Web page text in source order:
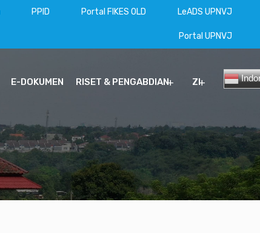
PPID Portal FIKES OLD LeADS UPNVJ
Portal UPNVJ
E-DOKUMEN RISET & PENGABDIAN ZI